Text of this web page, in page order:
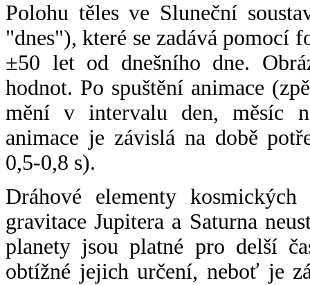
Polohu těles ve Sluneční
"dnes"), které se zadává pomocí
±50 let od dnešního dne.
hodnot. Po spuštění animace
mění v intervalu den, měsíc
animace je závislá na době
0,5-0,8 s).
Dráhové elementy
gravitace Jupitera a Saturna
planety jsou platné pro delší
obtížné jejich určení, neboť je